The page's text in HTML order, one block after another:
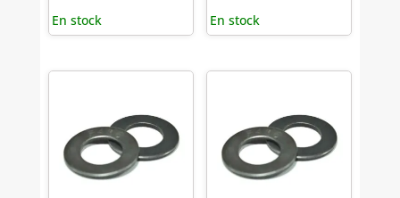
En stock En stock